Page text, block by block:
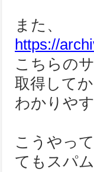
また、
https://
こちらの
取得して
わかりや
こうやっ
てもスパ